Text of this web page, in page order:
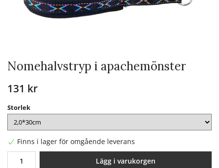
Nomehalvstryp i apachemönster
131 kr
Storlek
Finns i lager för omgående leverans
Lägg i varukorgen